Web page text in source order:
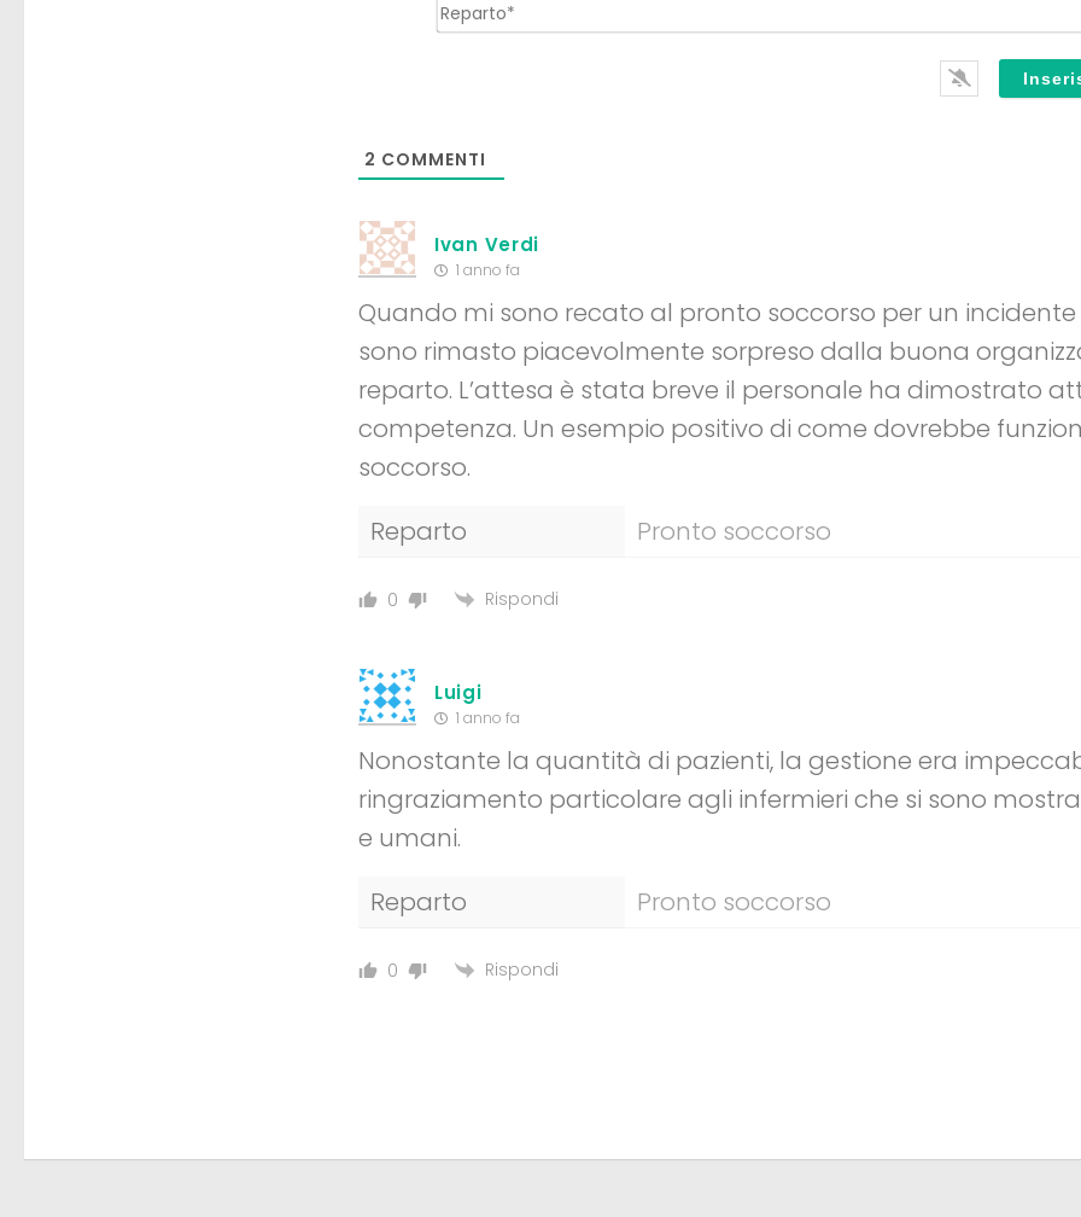
2 COMMENTI
Ivan Verdi
1 anno fa
Quando mi sono recato al pronto soccorso per un
sono rimasto piacevolmente sorpreso dalla buona
reparto. L’attesa è stata breve il personale ha dimostrato
competenza. Un esempio positivo di come dovrebbe
soccorso.
Reparto
Pronto soccorso
0 Rispondi
Luigi
1 anno fa
Nonostante la quantità di pazienti, la gestione era
ringraziamento particolare agli infermieri che si sono
e umani.
Reparto
Pronto soccorso
0 Rispondi